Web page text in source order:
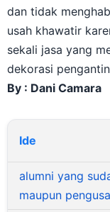
dan tidak
usah khawatir
sekali jasa yang
dekorasi
By : Dani Camara
Ide
alumni yang
maupun